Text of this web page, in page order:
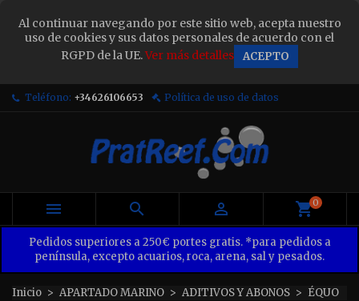
Al continuar navegando por este sitio web, acepta nuestro
uso de cookies y sus datos personales de acuerdo con el
RGPD de la UE.Ver más detalles ACEPTO
Teléfono: +34626106653 Política de uso de datos
   0
Pedidos superiores a 250€ portes gratis. *para pedidos a
península, excepto acuarios, roca, arena, sal y pesados.
Inicio APARTADO MARINO ADITIVOS Y ABONOS ÉQUO
Sign in ×
You need to be logged in to save products in your
wish list.